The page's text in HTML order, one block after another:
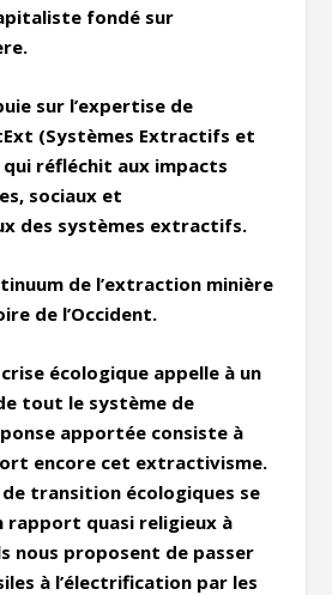
fondé sur
sur l’expertise de
(Systèmes Extractifs et
réfléchit aux impacts
sociaux et
des systèmes extractifs.
de l’extraction minière
de l’Occident.
écologique appelle à un
tout le système de
apportée consiste à
encore cet extractivisme.
transition écologiques se
rapport quasi religieux à
nous proposent de passer
à l’électrification par les